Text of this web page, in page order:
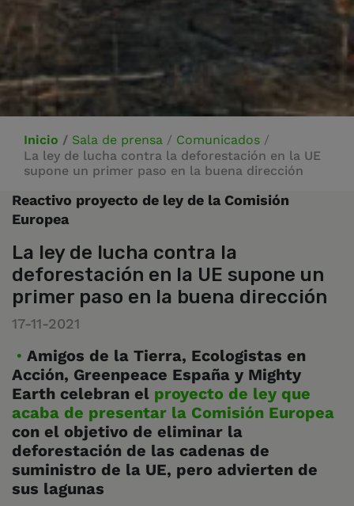
Inicio / Sala de prensa / Comunicados /
La ley de lucha contra la deforestación en la UE
supone un primer paso en la buena dirección
Reactivo proyecto de ley de la Comisión
Europea
La ley de lucha contra la
deforestación en la UE supone un
primer paso en la buena dirección
17-11-2021
Amigos de la Tierra, Ecologistas en
Acción, Greenpeace España y Mighty
Earth celebran el proyecto de ley que
acaba de presentar la Comisión Europea
con el objetivo de eliminar la
deforestación de las cadenas de
suministro de la UE, pero advierten de
sus lagunas